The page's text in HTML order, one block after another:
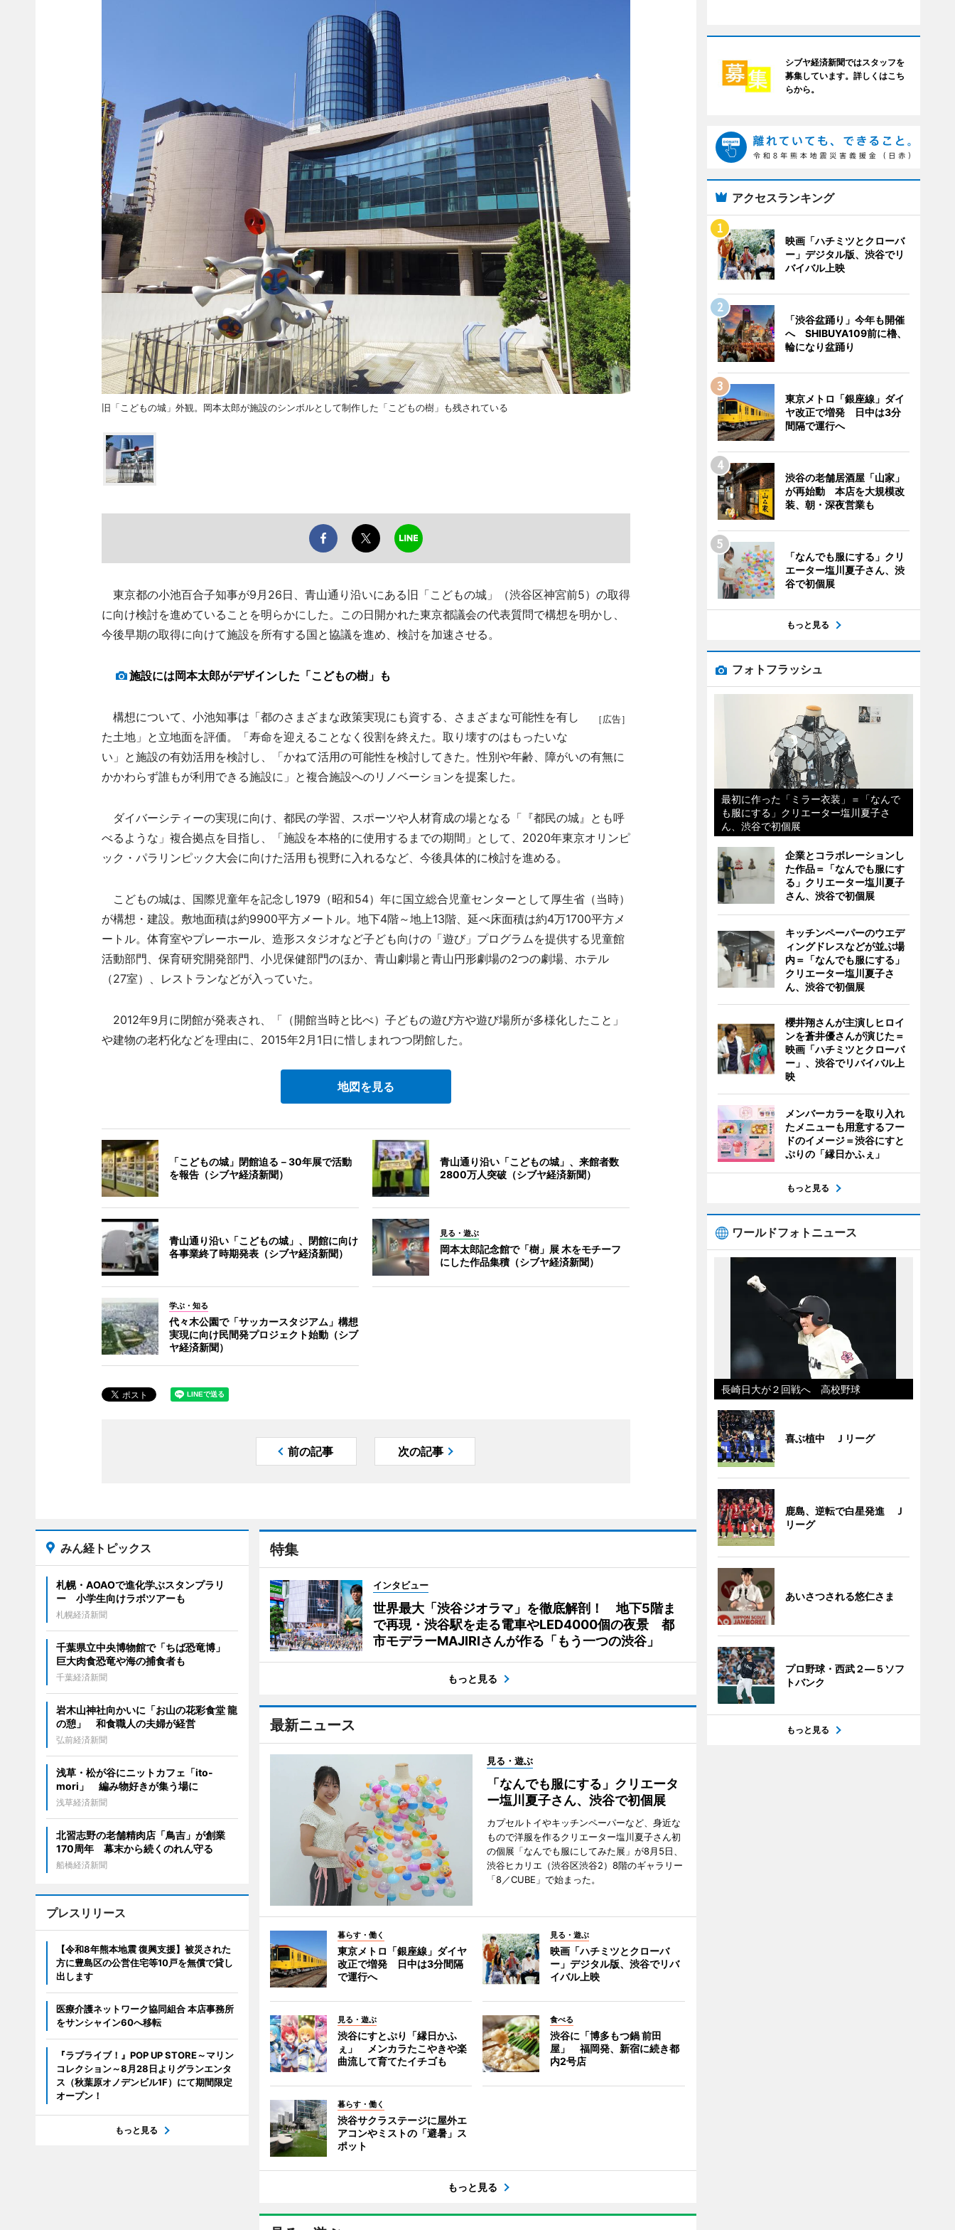
旧「こどもの城」外観。岡本太郎が施設のシンボルとして制作した「こどもの樹」も残されている
東京都の小池百合子知事が9月26日、青山通り沿いにある旧「こどもの城」（渋谷区神宮前5）の取得
に向け検討を進めていることを明らかにした。この日開かれた東京都議会の代表質問で構想を明かし、
今後早期の取得に向けて施設を所有する国と協議を進め、検討を加速させる。
施設には岡本太郎がデザインした「こどもの樹」も
［広告］
構想について、小池知事は「都のさまざまな政策実現にも資する、さまざまな可能性を有し
た土地」と立地面を評価。「寿命を迎えることなく役割を終えた。取り壊すのはもったいな
い」と施設の有効活用を検討し、「かねて活用の可能性を検討してきた。性別や年齢、障がいの有無に
かかわらず誰もが利用できる施設に」と複合施設へのリノベーションを提案した。
ダイバーシティーの実現に向け、都民の学習、スポーツや人材育成の場となる「『都民の城』とも呼
べるような」複合拠点を目指し、「施設を本格的に使用するまでの期間」として、2020年東京オリンピ
ック・パラリンピック大会に向けた活用も視野に入れるなど、今後具体的に検討を進める。
こどもの城は、国際児童年を記念し1979（昭和54）年に国立総合児童センターとして厚生省（当時）
が構想・建設。敷地面積は約9900平方メートル。地下4階～地上13階、延べ床面積は約4万1700平方メ
ートル。体育室やプレーホール、造形スタジオなど子ども向けの「遊び」プログラムを提供する児童館
活動部門、保育研究開発部門、小児保健部門のほか、青山劇場と青山円形劇場の2つの劇場、ホテル
（27室）、レストランなどが入っていた。
2012年9月に閉館が発表され、「（開館当時と比べ）子どもの遊び方や遊び場所が多様化したこと」
や建物の老朽化などを理由に、2015年2月1日に惜しまれつつ閉館した。
地図を見る
「こどもの城」閉館迫る－30年展で活動
を報告（シブヤ経済新聞）
青山通り沿い「こどもの城」、来館者数
2800万人突破（シブヤ経済新聞）
青山通り沿い「こどもの城」、閉館に向け
各事業終了時期発表（シブヤ経済新聞）
見る・遊ぶ
岡本太郎記念館で「樹」展 木をモチーフ
にした作品集積（シブヤ経済新聞）
学ぶ・知る
代々木公園で「サッカースタジアム」構想
実現に向け民間発プロジェクト始動（シブ
ヤ経済新聞）
前の記事 次の記事
特集
インタビュー
世界最大「渋谷ジオラマ」を徹底解剖！ 地下5階ま
で再現・渋谷駅を走る電車やLED4000個の夜景 都
市モデラーMAJIRIさんが作る「もう一つの渋谷」
もっと見る
最新ニュース
見る・遊ぶ
「なんでも服にする」クリエータ
ー塩川夏子さん、渋谷で初個展
カプセルトイやキッチンペーパーなど、身近な
もので洋服を作るクリエーター塩川夏子さん初
の個展「なんでも服にしてみた展」が8月5日、
渋谷ヒカリエ（渋谷区渋谷2）8階のギャラリー
「8／CUBE」で始まった。
暮らす・働く
東京メトロ「銀座線」ダイヤ
改正で増発 日中は3分間隔
で運行へ
見る・遊ぶ
映画「ハチミツとクローバ
ー」デジタル版、渋谷でリバ
イバル上映
見る・遊ぶ
渋谷にすとぷり「縁日かふ
ぇ」 メンカラたこやきや楽
曲流して育てたイチゴも
食べる
渋谷に「博多もつ鍋 前田
屋」 福岡発、新宿に続き都
内2号店
暮らす・働く
渋谷サクラステージに屋外エ
アコンやミストの「避暑」ス
ポット
もっと見る
みん経トピックス
札幌・AOAOで進化学ぶスタンプラリ
ー 小学生向けラボツアーも
札幌経済新聞
千葉県立中央博物館で「ちば恐竜博」
巨大肉食恐竜や海の捕食者も
千葉経済新聞
岩木山神社向かいに「お山の花彩食堂 龍
の憩」 和食職人の夫婦が経営
弘前経済新聞
浅草・松が谷にニットカフェ「ito-
mori」 編み物好きが集う場に
浅草経済新聞
北習志野の老舗精肉店「鳥吉」が創業
170周年 幕末から続くのれん守る
船橋経済新聞
プレスリリース
【令和8年熊本地震 復興支援】被災された
方に豊島区の公営住宅等10戸を無償で貸し
出します
医療介護ネットワーク協同組合 本店事務所
をサンシャイン60へ移転
『ラブライブ！』POP UP STORE～マリン
コレクション～8月28日よりグランエンタ
ス（秋葉原オノデンビル1F）にて期間限定
オープン！
もっと見る
シブヤ経済新聞ではスタッフを
募集しています。詳しくはこち
らから。
アクセスランキング
映画「ハチミツとクローバ
ー」デジタル版、渋谷でリ
バイバル上映
「渋谷盆踊り」今年も開催
へ SHIBUYA109前に櫓、
輪になり盆踊り
東京メトロ「銀座線」ダイ
ヤ改正で増発 日中は3分
間隔で運行へ
渋谷の老舗居酒屋「山家」
が再始動 本店を大規模改
装、朝・深夜営業も
「なんでも服にする」クリ
エーター塩川夏子さん、渋
谷で初個展
もっと見る
フォトフラッシュ
最初に作った「ミラー衣装」＝「なんで
も服にする」クリエーター塩川夏子さ
ん、渋谷で初個展
企業とコラボレーションし
た作品＝「なんでも服にす
る」クリエーター塩川夏子
さん、渋谷で初個展
キッチンペーパーのウエデ
ィングドレスなどが並ぶ場
内＝「なんでも服にする」
クリエーター塩川夏子さ
ん、渋谷で初個展
櫻井翔さんが主演しヒロイ
ンを蒼井優さんが演じた＝
映画「ハチミツとクローバ
ー」、渋谷でリバイバル上
映
メンバーカラーを取り入れ
たメニューも用意するフー
ドのイメージ＝渋谷にすと
ぷりの「縁日かふぇ」
もっと見る
ワールドフォトニュース
長崎日大が２回戦へ 高校野球
喜ぶ植中 Ｊリーグ
鹿島、逆転で白星発進 Ｊ
リーグ
あいさつされる悠仁さま
プロ野球・西武２―５ソフ
トバンク
もっと見る